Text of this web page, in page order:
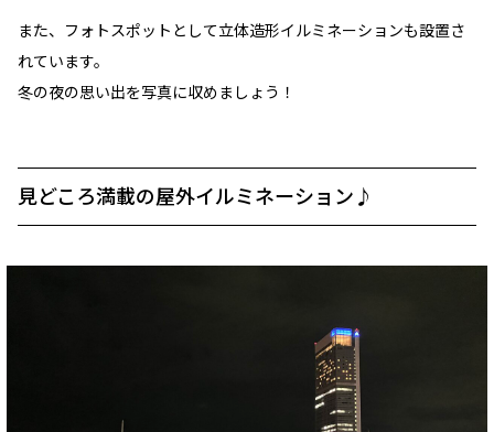
また、フォトスポットとして立体造形イルミネーションも設置さ
れています。
冬の夜の思い出を写真に収めましょう！
見どころ満載の屋外イルミネーション♪